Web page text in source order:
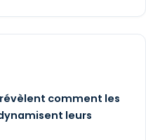
comment les
leurs